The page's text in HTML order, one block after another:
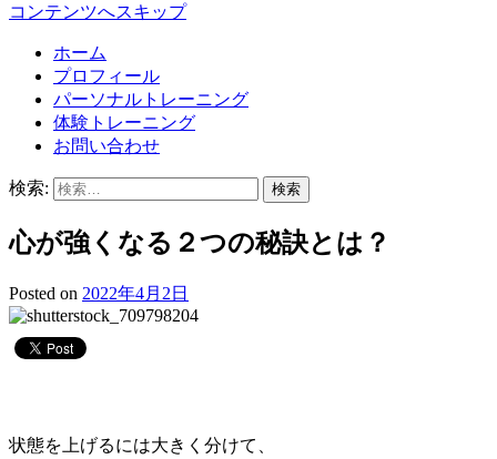
コンテンツへスキップ
ホーム
プロフィール
パーソナルトレーニング
体験トレーニング
お問い合わせ
検索:
心が強くなる２つの秘訣とは？
Posted on 2022年4月2日
状態を上げるには大きく分けて、